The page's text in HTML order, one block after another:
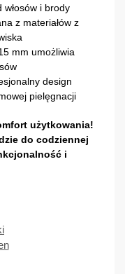
włosów i brody
z materiałów z
mm umożliwia
design
pielęgnacji
użytkowania!
do codziennej
i